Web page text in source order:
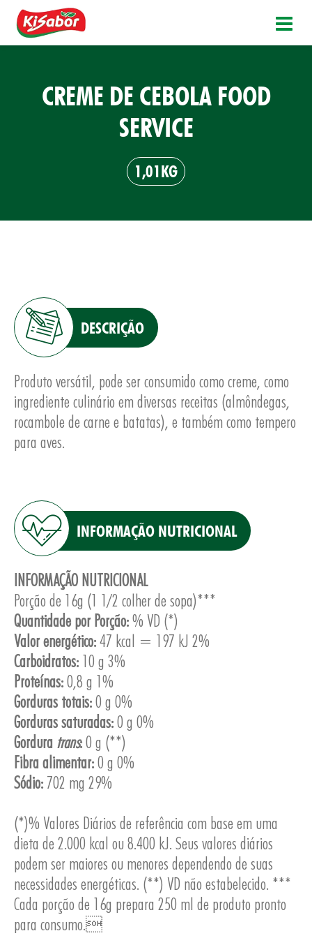
CREME DE CEBOLA FOOD
SERVICE
1,01KG
DESCRIÇÃO
Produto versátil, pode ser consumido como creme, como
ingrediente culinário em diversas receitas (almôndegas,
rocambole de carne e batatas), e também como tempero
para aves.
INFORMAÇÃO NUTRICIONAL
INFORMAÇÃO NUTRICIONAL
Porção de 16g (1 1/2 colher de sopa)***
Quantidade por Porção:% VD (*)
Valor energético:47 kcal = 197 kJ 2%
Carboidratos: 10 g 3%
Proteínas:0,8 g 1%
Gorduras totais:0 g 0%
Gorduras saturadas:0 g 0%
Gordura trans:0 g (**)
Fibra alimentar:0 g 0%
Sódio: 702 mg 29%
(*)% Valores Diários de referência com base em uma
dieta de 2.000 kcal ou 8.400 kJ. Seus valores diários
podem ser maiores ou menores dependendo de suas
necessidades energéticas. (**) VD não estabelecido. ***
Cada porção de 16g prepara 250 ml de produto pronto
para consumo.